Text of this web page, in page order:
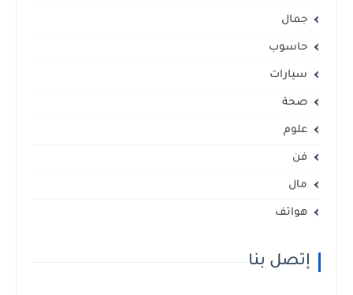
جمال
حاسوب
سيارات
صحة
علوم
فن
مال
هواتف
إتصل بنا